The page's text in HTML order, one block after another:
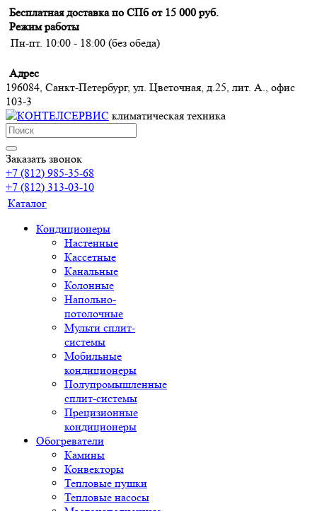
Бесплатная доставка по СПб от 15 000 руб.
Режим работы
Пн-пт. 10:00 - 18:00 (без обеда)
Адрес
196084, Санкт-Петербург, ул. Цветочная, д.25, лит. А., офис
103-3
климатическая техника
Заказать звонок
+7 (812) 985-35-68
+7 (812) 313-03-10
Каталог
Кондиционеры
Настенные
Кассетные
Канальные
Колонные
Напольно-
потолочные
Мульти сплит-
системы
Мобильные
кондиционеры
Полупромышленные
сплит-системы
Прецизионные
кондиционеры
Обогреватели
Камины
Конвекторы
Тепловые пушки
Тепловые насосы